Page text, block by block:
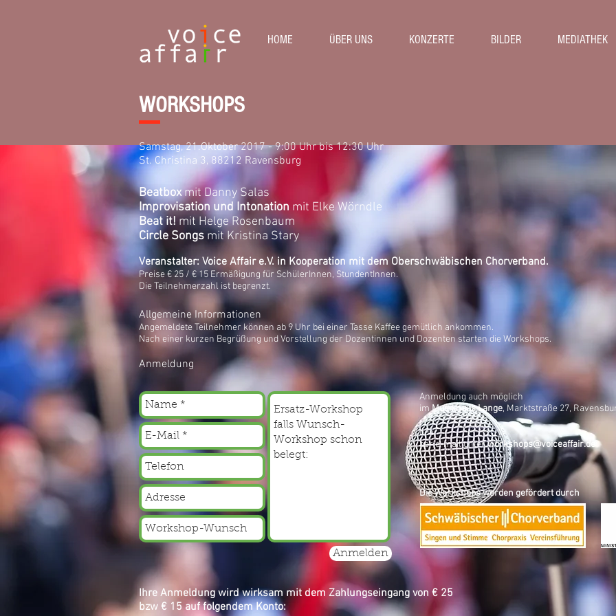
HOME ÜBER UNS KONZERTE BILDER MEDIATHEK
WORKSHOPS
Samstag, 21.Oktober 2017 - 9:00 Uhr bis 12:30 Uhr
St. Christina 3, 88212 Ravensburg
Beatboxmit Danny Salas
Improvisation und Intonation mit Elke Wörndle
Beat it! mit Helge Rosenbaum
Circle Songs mit Kristina Stary
Veranstalter: Voice Affair e.V. in Kooperation mit dem Oberschwäbischen Chorverband.
Preise € 25 / € 15 Ermäßigung für SchülerInnen, StundentInnen.
Die Teilnehmerzahl ist begrenzt.
Allgemeine Informationen
Angemeldete Teilnehmer können ab 9 Uhr bei einer Tasse Kaffee gemütlich ankommen.
Nach einer kurzen Begrüßung und Vorstellung der Dozentinnen und Dozenten starten die Workshops.
Anmeldung
Anmeldung auch möglich
imMusikhaus Lange, Marktstraße 27,
oder
per e-mail unterworkshops@voiceaffair.de
Die Workshops werden gefördert durch
Anmelden
Ihre Anmeldung wird wirksam mit dem Zahlungseingang von € 25
bzw € 15 auf folgendem Konto: